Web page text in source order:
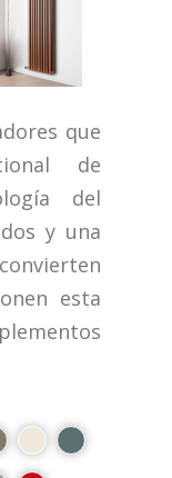
que
de
del
y una
esta